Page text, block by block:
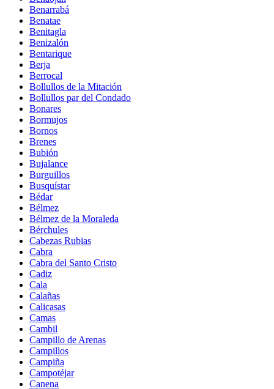
Benarrabá
Benatae
Benitagla
Benizalón
Bentarique
Berja
Berrocal
Bollullos de la Mitación
Bollullos par del Condado
Bonares
Bormujos
Bornos
Brenes
Bubión
Bujalance
Burguillos
Busquístar
Bédar
Bélmez
Bélmez de la Moraleda
Bérchules
Cabezas Rubias
Cabra
Cabra del Santo Cristo
Cadiz
Cala
Calañas
Calicasas
Camas
Cambil
Campillo de Arenas
Campillos
Campiña
Campotéjar
Canena